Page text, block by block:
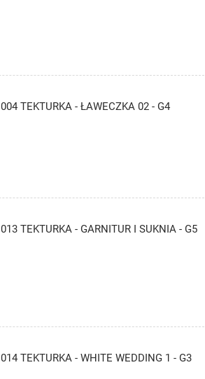
004 TEKTURKA - ŁAWECZKA 02 - G4
013 TEKTURKA - GARNITUR I SUKNIA - G5
014 TEKTURKA - WHITE WEDDING 1 - G3